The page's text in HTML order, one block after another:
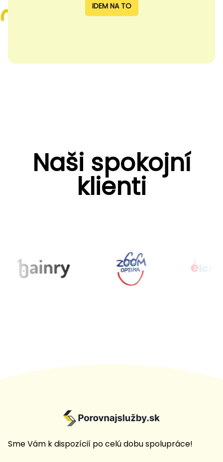
IDEM NA TO
Naši spokojní
klienti
Sme Vám k dispozícií po celú dobu spolupráce!